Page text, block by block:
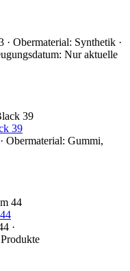
· Obermaterial: Synthetik ·
Nur aktuelle
39
Obermaterial: Gummi,
·